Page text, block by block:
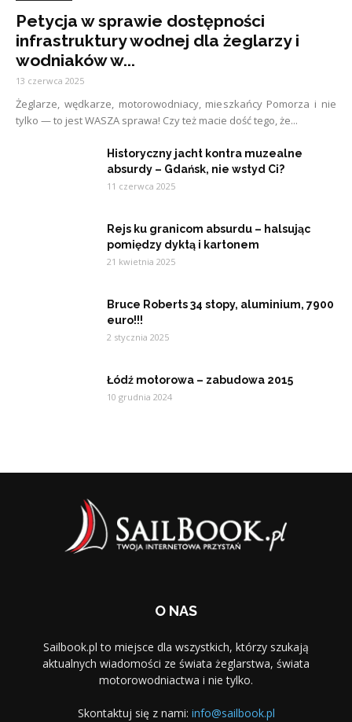
Petycja w sprawie dostępności
infrastruktury wodnej dla żeglarzy i
wodniaków w...
13 czerwca 2025
Żeglarze, wędkarze, motorowodniacy, mieszkańcy Pomorza i nie
tylko — to jest WASZA sprawa! Czy też macie dość tego, że...
Historyczny jacht kontra muzealne
absurdy – Gdańsk, nie wstyd Ci?
11 czerwca 2025
Rejs ku granicom absurdu – halsując
pomiędzy dyktą i kartonem
21 kwietnia 2025
Bruce Roberts 34 stopy, aluminium, 7900
euro!!!
2 stycznia 2025
Łódź motorowa – zabudowa 2015
10 grudnia 2024
O NAS
Sailbook.pl to miejsce dla wszystkich, którzy szukają
aktualnych wiadomości ze świata żeglarstwa, świata
motorowodniactwa i nie tylko.
Skontaktuj się z nami: info@sailbook.pl